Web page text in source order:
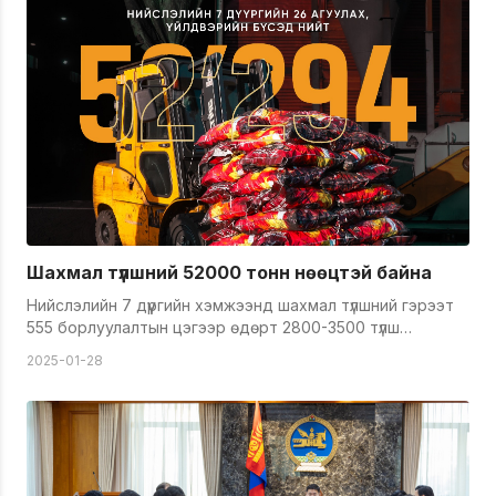
Шахмал түлшний 52000 тонн нөөцтэй байна
Нийслэлийн 7 дүүргийн хэмжээнд шахмал түлшний гэрээт
555 борлуулалтын цэгээр өдөрт 2800-3500 түлш
захиалгын дагуу 27 аж ахуй нэгжийн 400 гаруй тээврийн
юм. Мөн нийслэлийн 26 агуулахад өнөөдрийн байдлаар
43.000 тонн, үйлдвэрийн бүсэд 9000 тонн шахмал түлшний
нөөцтэй байна.
2025-01-28